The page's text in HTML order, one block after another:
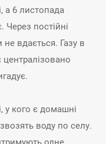
а 6 листопада
Через постійні
не вдається. Газу в
у кого є домашні
воду по селу.